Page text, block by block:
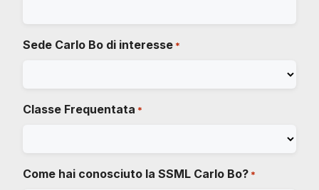
Sede Carlo Bo di interesse *
Classe Frequentata *
Come hai conosciuto la SSML Carlo Bo? *